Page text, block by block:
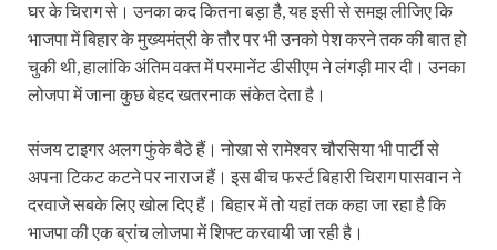
घर के चिराग से। उनका कद कितना बड़ा है, यह इसी से समझ लीजिए कि
भाजपा में बिहार के मुख्यमंत्री के तौर पर भी उनको पेश करने तक की बात हो
चुकी थी, हालांकि अंतिम वक्त में परमानेंट डीसीएम ने लंगड़ी मार दी। उनका
लोजपा में जाना कुछ बेहद खतरनाक संकेत देता है।
संजय टाइगर अलग फुंके बैठे हैं। नोखा से रामेश्वर चौरसिया भी पार्टी से
अपना टिकट कटने पर नाराज हैं। इस बीच फर्स्ट बिहारी चिराग पासवान ने
दरवाजे सबके लिए खोल दिए हैं। बिहार में तो यहां तक कहा जा रहा है कि
भाजपा की एक ब्रांच लोजपा में शिफ्ट करवायी जा रही है।